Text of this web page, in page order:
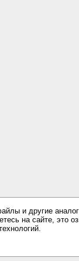
и другие
на сайте, это